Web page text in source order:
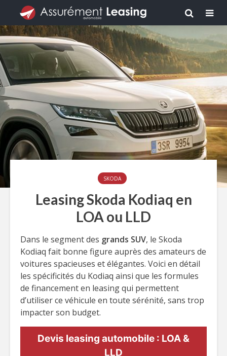
SKODA
Leasing Skoda Kodiaq en
LOA ou LLD
Dans le segment des grands SUV, le Skoda
Kodiaq fait bonne figure auprès des amateurs de
voitures spacieuses et élégantes. Voici en détail
les spécificités du Kodiaq ainsi que les formules
de financement en leasing qui permettent
d’utiliser ce véhicule en toute sérénité, sans trop
impacter son budget.